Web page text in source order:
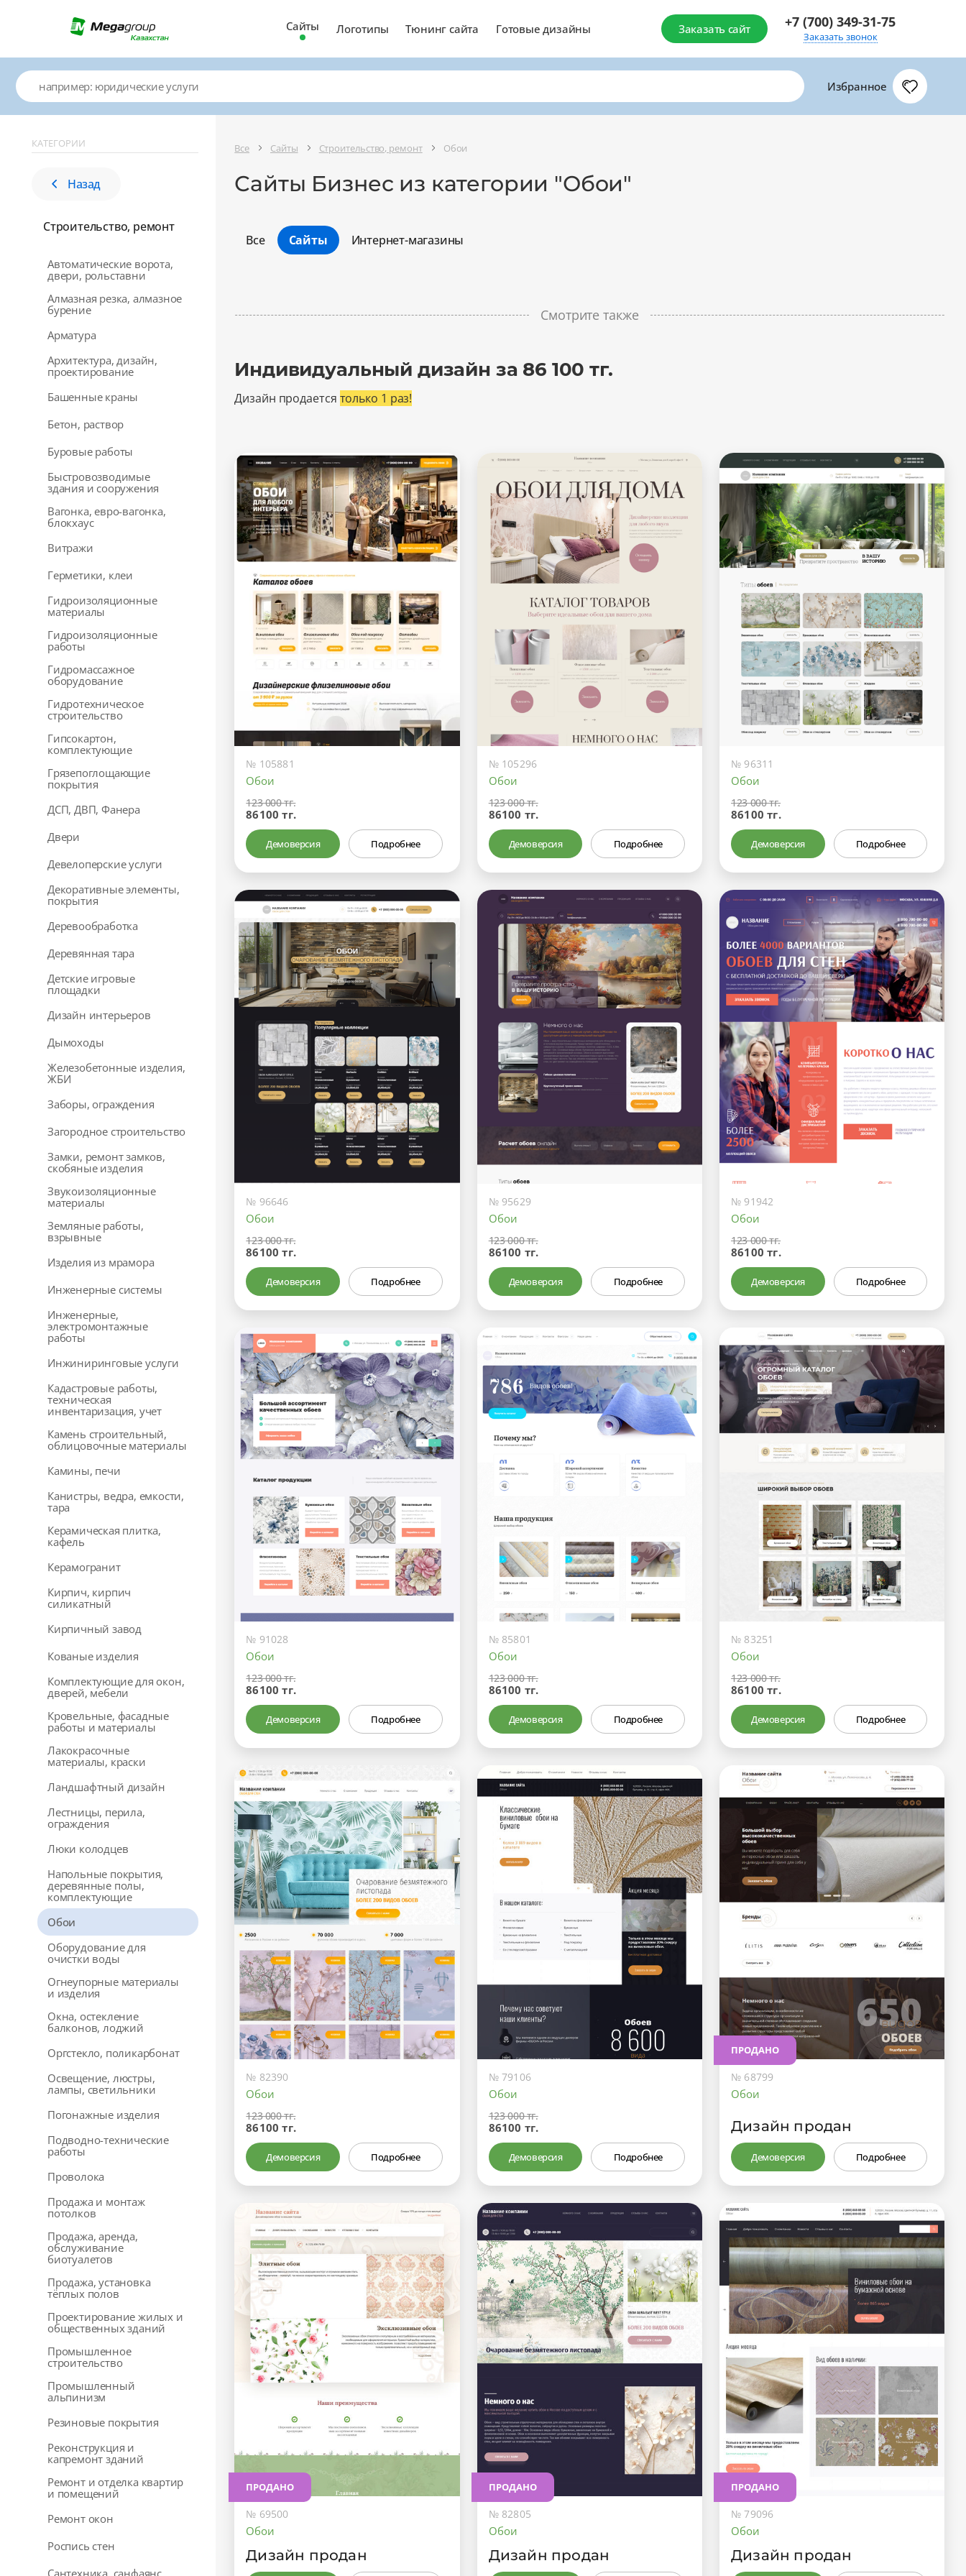
Сайты Логотипы Тюнинг сайта Готовые дизайны Заказать сайт +7 (700) 349-31-75
Заказать звонок
Избранное
КАТЕГОРИИ
Назад
Строительство, ремонт
Автоматические ворота,
двери, рольставни
Алмазная резка, алмазное
бурение
Арматура
Архитектура, дизайн,
проектирование
Башенные краны
Бетон, раствор
Буровые работы
Быстровозводимые
здания и сооружения
Вагонка, евро-вагонка,
блокхаус
Витражи
Герметики, клеи
Гидроизоляционные
материалы
Гидроизоляционные
работы
Гидромассажное
оборудование
Гидротехническое
строительство
Гипсокартон,
комплектующие
Грязепоглощающие
покрытия
ДСП, ДВП, Фанера
Двери
Девелоперские услуги
Декоративные элементы,
покрытия
Деревообработка
Деревянная тара
Детские игровые
площадки
Дизайн интерьеров
Дымоходы
Железобетонные изделия,
ЖБИ
Заборы, ограждения
Загородное строительство
Замки, ремонт замков,
скобяные изделия
Звукоизоляционные
материалы
Земляные работы,
взрывные
Изделия из мрамора
Инженерные системы
Инженерные,
электромонтажные
работы
Инжиниринговые услуги
Кадастровые работы,
техническая
инвентаризация, учет
Камень строительный,
облицовочные материалы
Камины, печи
Канистры, ведра, емкости,
тара
Керамическая плитка,
кафель
Керамогранит
Кирпич, кирпич
силикатный
Кирпичный завод
Кованые изделия
Комплектующие для окон,
дверей, мебели
Кровельные, фасадные
работы и материалы
Лакокрасочные
материалы, краски
Ландшафтный дизайн
Лестницы, перила,
ограждения
Люки колодцев
Напольные покрытия,
деревянные полы,
комплектующие
Обои
Оборудование для
очистки воды
Огнеупорные материалы
и изделия
Окна, остекление
балконов, лоджий
Оргстекло, поликарбонат
Освещение, люстры,
лампы, светильники
Погонажные изделия
Подводно-технические
работы
Проволока
Продажа и монтаж
потолков
Продажа, аренда,
обслуживание
биотуалетов
Продажа, установка
тёплых полов
Проектирование жилых и
общественных зданий
Промышленное
строительство
Промышленный
альпинизм
Резиновые покрытия
Реконструкция и
капремонт зданий
Ремонт и отделка квартир
и помещений
Ремонт окон
Роспись стен
Сантехника, санфаянс
Все Сайты Строительство, ремонт Обои
Сайты Бизнес из категории "Обои"
Все Сайты Интернет-магазины
Смотрите также
Индивидуальный дизайн за 86 100 тг.
Дизайн продается только 1 раз!
№ 105881
Обои
123 000 тг.
86100 тг.
Демоверсия Подробнее
№ 105296
Обои
123 000 тг.
86100 тг.
Демоверсия Подробнее
№ 96311
Обои
123 000 тг.
86100 тг.
Демоверсия Подробнее
№ 96646
Обои
123 000 тг.
86100 тг.
Демоверсия Подробнее
№ 95629
Обои
123 000 тг.
86100 тг.
Демоверсия Подробнее
№ 91942
Обои
123 000 тг.
86100 тг.
Демоверсия Подробнее
№ 91028
Обои
123 000 тг.
86100 тг.
Демоверсия Подробнее
№ 85801
Обои
123 000 тг.
86100 тг.
Демоверсия Подробнее
№ 83251
Обои
123 000 тг.
86100 тг.
Демоверсия Подробнее
№ 82390
Обои
123 000 тг.
86100 тг.
Демоверсия Подробнее
№ 79106
Обои
123 000 тг.
86100 тг.
Демоверсия Подробнее
ПРОДАНО
№ 68799
Обои
Дизайн продан
Демоверсия Подробнее
ПРОДАНО
№ 69500
Обои
Дизайн продан
ПРОДАНО
№ 82805
Обои
Дизайн продан
ПРОДАНО
№ 79096
Обои
Дизайн продан